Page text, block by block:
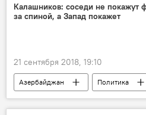
Калашников: соседи не покажут
за спиной, а Запад покажет
21 сентября 2018, 19:10
Азербайджан
Политика
Пресс-центр
Новости